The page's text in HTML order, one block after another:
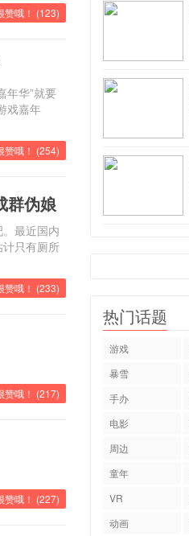
赞哦！ (123)
年华”就要
戏嘉年
赞哦！ (254)
群伪娘
最近国内
只有厕所
赞哦！ (233)
赞哦！ (217)
赞哦！ (227)
热门话题
游戏
暴雪
手办
电影
周边
童年
VR
动画